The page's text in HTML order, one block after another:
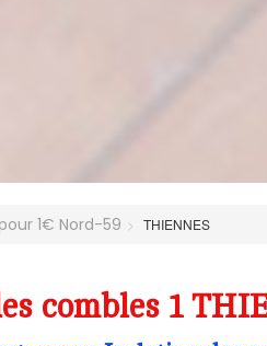
1€ Nord-59 THIENNES
combles 1